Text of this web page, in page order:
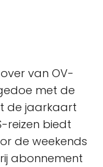
van OV-
met de
de jaarkaart
reizen biedt
de weekends
abonnement